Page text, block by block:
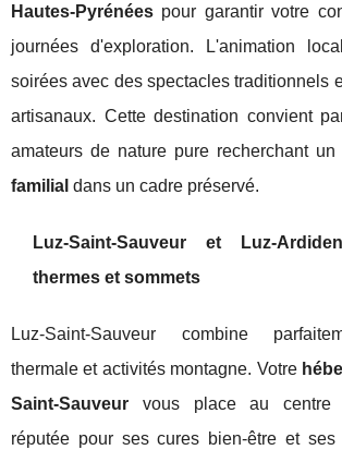
Hautes-Pyrénées pour garantir votre
journées d'exploration. L'animation
soirées avec des spectacles traditionnels
artisanaux. Cette destination convient
amateurs de nature pure recherchant un
familial dans un cadre préservé.
Luz-Saint-Sauveur et Luz-
thermes et sommets
Luz-Saint-Sauveur combine
thermale et activités montagne. Votre
Saint-Sauveur vous place au centre
réputée pour ses cures bien-être et ses